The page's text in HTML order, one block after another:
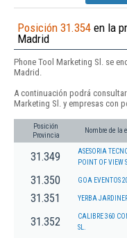
Posición 31.354 en la
Madrid
Phone Tool Marketing Sl. se
Madrid.
A continuación podrá
Marketing Sl. y empresas con
Posición
Provincia
Nombre de la
31.349
ASESORIA
POINT OF VIEW
31.350 GOA EVENTOS
31.351 YERBA
31.352
CALIBRE 360
SL.